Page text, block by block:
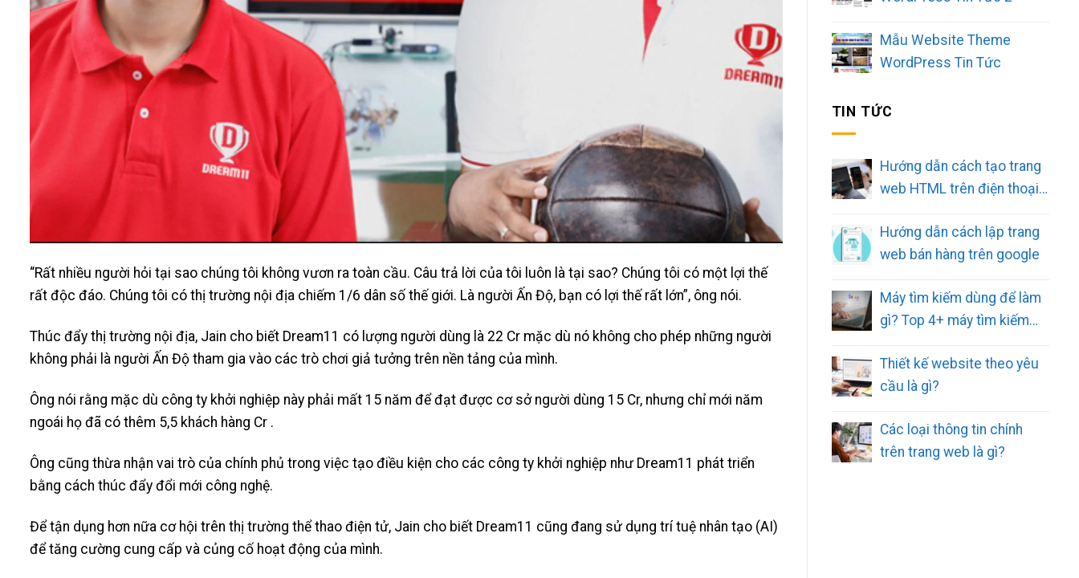
“Rất nhiều người hỏi tại sao chúng tôi không vươn ra toàn cầu. Câu trả lời của tôi luôn là tại sao? Chúng tôi có một lợi thế
rất độc đáo. Chúng tôi có thị trường nội địa chiếm 1/6 dân số thế giới. Là người Ấn Độ, bạn có lợi thế rất lớn”, ông nói.
Thúc đẩy thị trường nội địa, Jain cho biết Dream11 có lượng người dùng là 22 Cr mặc dù nó không cho phép những người
không phải là người Ấn Độ tham gia vào các trò chơi giả tưởng trên nền tảng của mình.
Ông nói rằng mặc dù công ty khởi nghiệp này phải mất 15 năm để đạt được cơ sở người dùng 15 Cr, nhưng chỉ mới năm
ngoái họ đã có thêm 5,5 khách hàng Cr .
Ông cũng thừa nhận vai trò của chính phủ trong việc tạo điều kiện cho các công ty khởi nghiệp như Dream11 phát triển
bằng cách thúc đẩy đổi mới công nghệ.
Để tận dụng hơn nữa cơ hội trên thị trường thể thao điện tử, Jain cho biết Dream11 cũng đang sử dụng trí tuệ nhân tạo (AI)
để tăng cường cung cấp và củng cố hoạt động của mình.
Mẫu Website Theme
WordPress Tin Tức
TIN TỨC
Hướng dẫn cách tạo trang
web HTML trên điện thoại
Hướng dẫn cách lập trang
web bán hàng trên google
Máy tìm kiếm dùng để làm
gì? Top 4+ máy tìm kiếm
Thiết kế website theo yêu
cầu là gì?
Các loại thông tin chính
trên trang web là gì?